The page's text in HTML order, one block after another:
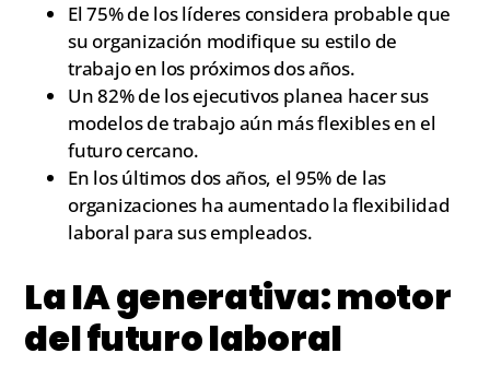
El 75% de los líderes considera probable que
su organización modifique su estilo de
trabajo en los próximos dos años.
Un 82% de los ejecutivos planea hacer sus
modelos de trabajo aún más flexibles en el
futuro cercano.
En los últimos dos años, el 95% de las
organizaciones ha aumentado la flexibilidad
laboral para sus empleados.
La IA generativa: motor
del futuro laboral